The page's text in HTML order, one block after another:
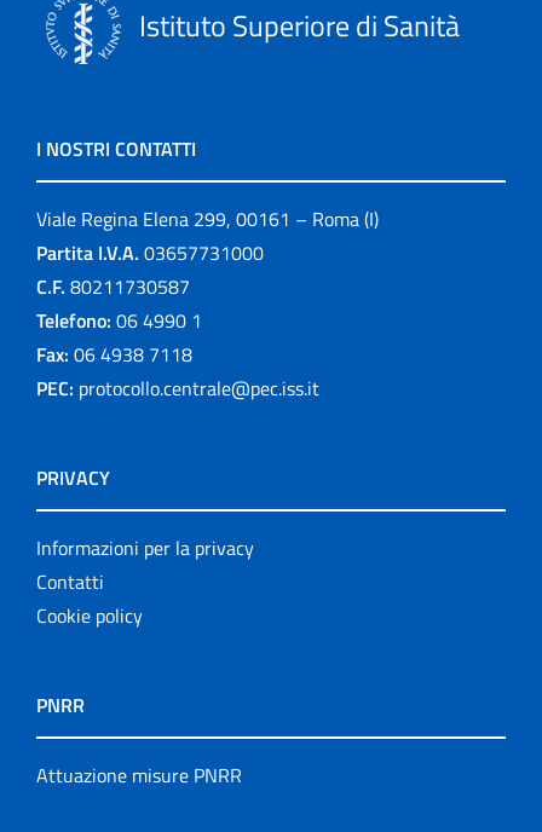
Istituto Superiore di Sanità
I NOSTRI CONTATTI
Viale Regina Elena 299, 00161 – Roma (I)
Partita I.V.A. 03657731000
C.F. 80211730587
Telefono: 06 4990 1
Fax: 06 4938 7118
PEC: protocollo.centrale@pec.iss.it
PRIVACY
Informazioni per la privacy
Contatti
Cookie policy
PNRR
Attuazione misure PNRR